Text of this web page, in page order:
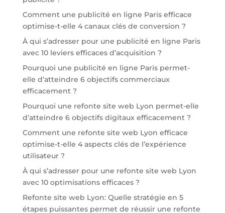
Comment une publicité en ligne Paris efficace
optimise-t-elle 4 canaux clés de conversion ?
À qui s’adresser pour une publicité en ligne Paris
avec 10 leviers efficaces d’acquisition ?
Pourquoi une publicité en ligne Paris permet-
elle d’atteindre 6 objectifs commerciaux
efficacement ?
Pourquoi une refonte site web Lyon permet-elle
d’atteindre 6 objectifs digitaux efficacement ?
Comment une refonte site web Lyon efficace
optimise-t-elle 4 aspects clés de l’expérience
utilisateur ?
À qui s’adresser pour une refonte site web Lyon
avec 10 optimisations efficaces ?
Refonte site web Lyon: Quelle stratégie en 5
étapes puissantes permet de réussir une refonte